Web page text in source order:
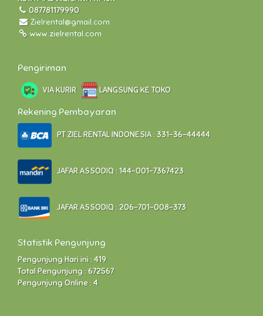
087781179990
Zielrental@gmail.com
www.zielrental.com
Pengiriman
VIA KURIR LANGSUNG KE TOKO
Rekening Pembayaran
PT ZIEL RENTAL INDONESIA : 331-36-44444
JAFAR ASSODIQ : 144-001-7367423
JAFAR ASSODIQ : 206-701-008-373
Statistik Pengunjung
Pengunjung Hari ini : 419
Total Pengunjung : 672567
Pengunjung Online : 4